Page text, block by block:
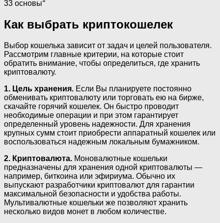
33 основы“
Как выбрать криптокошелек
Выбор кошелька зависит от задач и целей пользователя.
Рассмотрим главные критерии, на которые стоит
обратить внимание, чтобы определиться, где хранить
криптовалюту.
1. Цель хранения. Если Вы планируете постоянно
обменивать криптовалюту или торговать ею на бирже,
скачайте горячий кошелек. Он быстро проводит
необходимые операции и при этом гарантирует
определенный уровень надежности. Для хранения
крупных сумм стоит приобрести аппаратный кошелек или
воспользоваться надежным локальным бумажником.
2. Криптовалюта. Моновалютные кошельки
предназначены для хранения одной криптовалюты —
например, биткоина или эфириума. Обычно их
выпускают разработчики криптовалют для гарантии
максимальной безопасности и удобства работы.
Мультивалютные кошельки же позволяют хранить
несколько видов монет в любом количестве.